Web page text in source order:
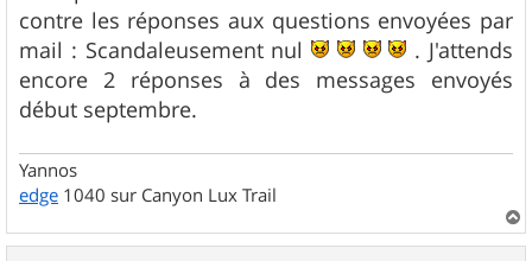
g
e
contre les réponses aux questions envoyées par
mail : Scandaleusement nul
. J'attends
encore 2 réponses à des messages envoyés
début septembre.
Yannos
edge 1040 sur Canyon Lux Trail
a